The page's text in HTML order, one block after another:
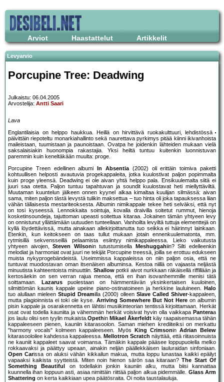
Arviot Haastattelut Artikkelit
Levyarvio
Porcupine Tree: Deadwing
Julkaistu: 06.04.2005
Arvostelija: Antti Saari
Lava
Englantilaisia on helppo haukkua. Heillä on hirvittävä ruokakulttuuri, lehdistössä
päivittäin riepoteltu monarkiahallinto sekä naurettava pyrkimys pitää kiinni ikivanhoista
maileistaan, tuumistaan ja paunoistaan. Ovatpa he joidenkin lähteiden mukaan vielä
saksalaisiakin huonompia rakastajia. Yksi heiltä tuntuu kuitenkin luonnistuvan
paremmin kuin keneltäkään muulta: proge.
Porcupine Treen edellinen albumi
In Absentia(2002) oli erittäin toimiva paketti
kohtuullisen helposti avautuvia progekappaleita, jotka kuulostivat paljon popimmalta
kuin proge yleensä. Deadwing ei ole aivan yhtä helppo pala. Ensikuulemalta siitä ei
juuri saa otetta. Paljon tuntuu tapahtuvan ja soundit kuulostavat heti miellyttäviltä.
Muutaman kuuntelun jälkeen onnen kyynel alkaa kimaltaa kuulijan silmässä: aivan
sama, miten paljon tästä levystä tulikin maksettua – tuo hinta oli joka tapauksessa liian
vähän tällaisesta mestariteoksesta. Albumin nimikappale tekee heti selväksi, että nyt
on tosi kyseessä. Lennokkaita sointuja, kovalla draivilla soitetut rummut, hienoja
kosketinsoundeja, tajuttoman upeasti soitettua kitaraa. Jokainen tämän yhtyeen levy
on onnistunut yllättämään uutuuden tunteellaan. Vanhoilta levyiltä tuttuja elementtejä on
kyllä löydettävissä, mutta ainakaan allekirjoittanutta tuo seikka ei häirinnyt lainkaan.
Etenkin, kun keitokseen on taas tullut mukaan jotain ennenkuulematonta, mm.
rytmisillä sekvensseillä pelaamista esiintyy nimikappaleessa. Lieko vaikutusta
yhtyeen aivojen,Steven Wilsonin tutustumisella Meshuggahiin? Silti edelleenkin
melodiat ja harmoniat ovat juuri ne tekijät Porcupine treessä, joilla se erottuu edukseen
muista nykyprogebändeistä. Useimmissa kappaleissa on niin paljon osia, että ne
tuntuvat muodostavan oman itsenäisen albuminsa. Kestoa niillä on vajaasta neljästä
minuutista kahteentoista minuuttiin.Shallow potkii aivot nurkkaan räkäisellä riffillään ja
kertosäekin on sen verran rajua menoa, että en ihan isovanhemmille menisi tätä
soittamaan.
Lazaruspuolestaan on hämmentävän yksinkertaisen kuuloinen,
silmittömän kaunis kappale upeine piano-ostinatoineen ja herkkine lauluineen.
Halo
tuo alullaan mieleen Stupid Dreamilla (2000) olleen Slave Called Shiver-kappaleen,
mutta plagioinnista ei toki ole kyse. Arriving Somewhere But Not Hereon albumin
pisin kappale ja osarakennetta en lähtisi musiikinteorian tentissä kirjoittamaan. Herkät
osat ovat todella kauniita ja vähemmän herkät voisivat hyvin olla vaikkapa Panteraa
jos laulu olisi sen tyylin mukaista.Opethin Mikael Åkerfeldt käy raapaisemassa tähän
kappaleeseen pienen, kauniin kitarasoolon. Saman miehen krediiteiksi on merkattu
"harmony vocals" kolmeen kappaleeseen. Myös
King Crimsonin Adrian Belew
kitarasooloilee kahdessa kappaleessa. Mellotron Scratch näyttää, että riitasoinnuista
ne kauniit kappaleet saavat voimansa. Tämäkin kappale pääsee loppupuolella melko
rokkaavaksi ja päättyy upeaan, ainakin neljän päällekkäisen lauluraidan sinfoniaan.
Open Carissa on aluksi vähän kikkailun makua, mutta loppu lunastaa kaikki epäilyt
vapaaksi kaikista syytteistä. Miten noin hienon särön saa kitaraan?The Start Of
Something Beautiful
on todellakin jonkin kauniin alku, mutta biisi kannattaa
kuunnella ihan loppuun asti, asiaa nimittäin riittää paljon alkua pidemmälle. Glass Arm
Shattering on kerta kaikkiaan upea päätösraita. Oi noita taustalauluja.